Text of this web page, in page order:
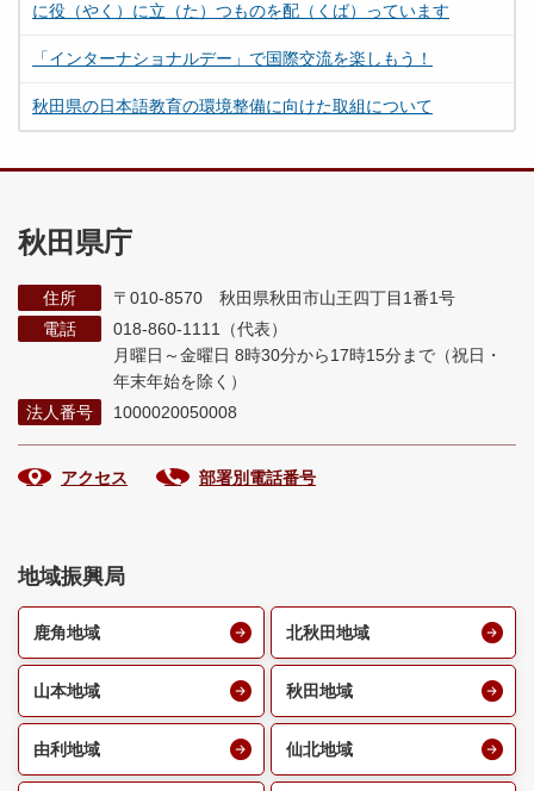
に役（やく）に立（た）つものを配（くば）っています
「インターナショナルデー」で国際交流を楽しもう！
秋田県の日本語教育の環境整備に向けた取組について
秋田県庁
住所
〒010-8570 秋田県秋田市山王四丁目1番1号
電話
018-860-1111（代表）
月曜日～金曜日 8時30分から17時15分まで （祝日・
年末年始を除く）
法人番号
1000020050008
アクセス 部署別電話番号
地域振興局
鹿角地域 北秋田地域
山本地域 秋田地域
由利地域 仙北地域